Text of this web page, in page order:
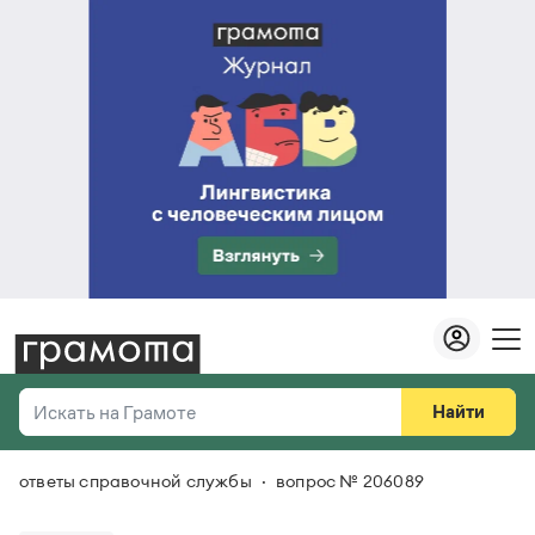
Искать на Грамоте
Справочная служба
Найти
Везде
ответы справочной службы вопрос № 206089